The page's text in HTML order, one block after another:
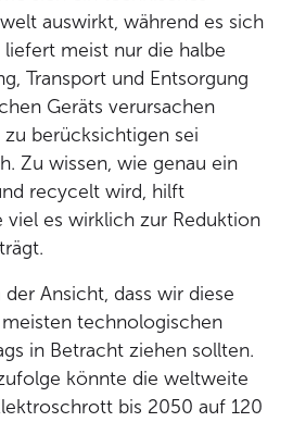
auswirkt, während es sich
meist nur die halbe
Transport und Entsorgung
Geräts verursachen
zu berücksichtigen sei
Zu wissen, wie genau ein
recycelt wird, hilft
viel es wirklich zur Reduktion
Ansicht, dass wir diese
technologischen
in Betracht ziehen sollten.
könnte die weltweite
bis 2050 auf 120